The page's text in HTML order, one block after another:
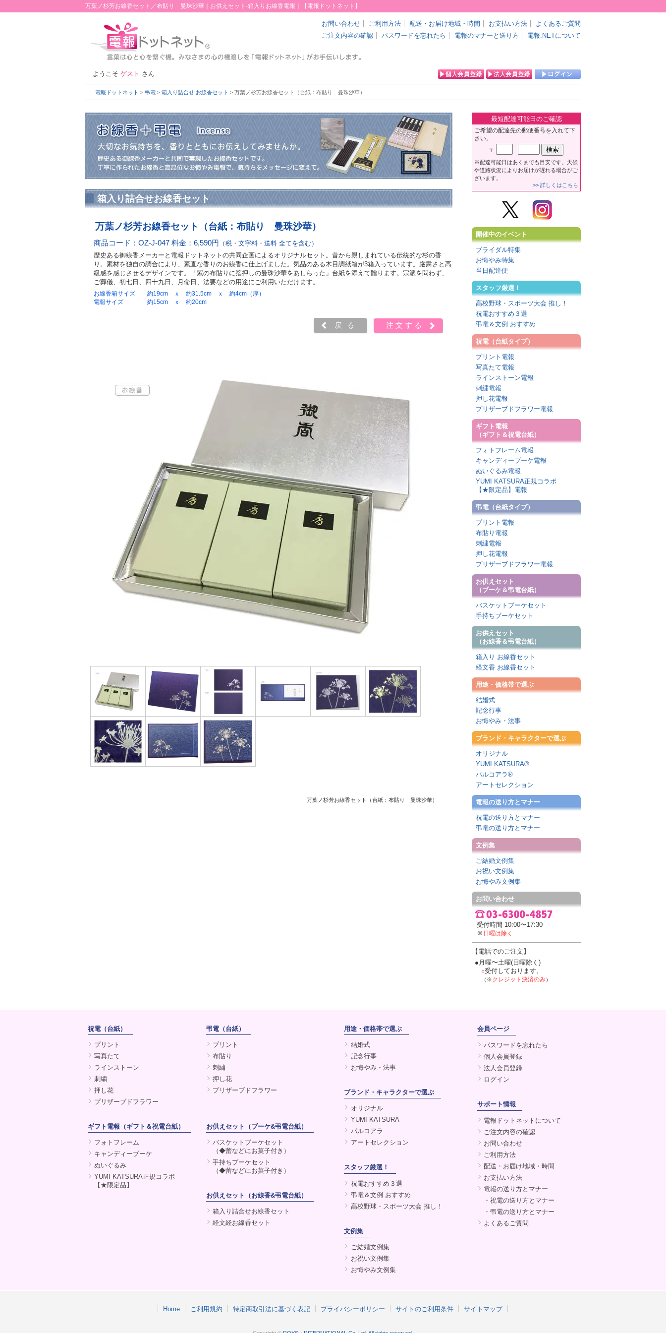
万葉ノ杉芳お線香セット／布貼り 曼珠沙華｜お供えセット-箱入りお線香電報｜【電報ドットネット】
お問い合わせ ご利用方法 配送・お届け地域・時間 お支払い方法
よくあるご質問
ご注文内容の確認
パスワードを忘れたら 電報のマナーと送り方 電報.NETについて
ようこそ ゲスト さん
電報ドットネット > 弔電 > 箱入り詰合せ お線香セット > 万葉ノ杉芳お線香セット（台紙：布貼り 曼珠沙華）
箱入り詰合せお線香セット
万葉ノ杉芳お線香セット（台紙：布貼り 曼珠沙華）
商品コード：OZ-J-047 料金：6,590円
（税・文字料・送料 全てを含む）
歴史ある御線香メーカーと電報ドットネットの共同企画によるオリジナルセット。昔から親しまれている伝統的な杉の香
り。素材を独自の調合により、素直な香りのお線香に仕上げました。気品のある木目調紙箱が3箱入っています。厳粛さと高
級感を感じさせるデザインです。「紫の布貼りに箔押しの曼珠沙華をあしらった」台紙を添えて贈ります。宗派を問わず、
ご葬儀、初七日、四十九日、月命日、法要などの用途にご利用いただけます。
お線香箱サイズ
約19cm ｘ 約31.5cm ｘ 約4cm（厚）
電報サイズ
約15cm ｘ 約20cm
戻る 注文する
万葉ノ杉芳お線香セット（台紙：布貼り 曼珠沙華）
最短配達可能日のご確認
ご希望の配達先の郵便番号を入れて下
さい。
〒 -
※配達可能日はあくまでも目安です。天候
や道路状況によりお届けが遅れる場合がご
ざいます。
>> 詳しくはこちら
開催中のイベント
ブライダル特集
お悔やみ特集
当日配達便
スタッフ厳選！
高校野球・スポーツ大会 推し！
祝電おすすめ３選
弔電＆文例 おすすめ
祝電（台紙タイプ）
プリント電報
写真たて電報
ラインストーン電報
刺繍電報
押し花電報
プリザーブドフラワー電報
ギフト電報
（ギフト＆祝電台紙）
フォトフレーム電報
キャンディーブーケ電報
ぬいぐるみ電報
YUMI KATSURA正規コラボ
【★限定品】電報
弔電（台紙タイプ）
プリント電報
布貼り電報
刺繍電報
押し花電報
プリザーブドフラワー電報
お供えセット
（ブーケ＆弔電台紙）
バスケットブーケセット
手持ちブーケセット
お供えセット
（お線香＆弔電台紙）
箱入り お線香セット
経文香 お線香セット
用途・価格帯で選ぶ
結婚式
記念行事
お悔やみ・法事
ブランド・キャラクターで選ぶ
オリジナル
YUMI KATSURA®
パルコアラ®
アートセレクション
電報の送り方とマナー
祝電の送り方とマナー
弔電の送り方とマナー
文例集
ご結婚文例集
お祝い文例集
お悔やみ文例集
お問い合わせ
受付時間 10:00〜17:30
※ 日曜は除く
【電話でのご注文】
●月曜〜土曜(日曜除く)
○受付しております。
（※クレジット決済のみ）
祝電（台紙）
プリント
写真たて
ラインストーン
刺繍
押し花
プリザーブドフラワー
ギフト電報（ギフト＆祝電台紙）
フォトフレーム
キャンディーブーケ
ぬいぐるみ
YUMI KATSURA正規コラボ
【★限定品】
弔電（台紙）
プリント
布貼り
刺繍
押し花
プリザーブドフラワー
お供えセット（ブーケ&弔電台紙）
バスケットブーケセット
（◆蕾などにお菓子付き）
手持ちブーケセット
（◆蕾などにお菓子付き）
お供えセット（お線香&弔電台紙）
箱入り詰合せお線香セット
経文経お線香セット
用途・価格帯で選ぶ
結婚式
記念行事
お悔やみ・法事
ブランド・キャラクターで選ぶ
オリジナル
YUMI KATSURA
パルコアラ
アートセレクション
スタッフ厳選！
祝電おすすめ３選
弔電＆文例 おすすめ
高校野球・スポーツ大会 推し！
文例集
ご結婚文例集
お祝い文例集
お悔やみ文例集
会員ページ
パスワードを忘れたら
個人会員登録
法人会員登録
ログイン
サポート情報
電報ドットネットについて
ご注文内容の確認
お問い合わせ
ご利用方法
配送・お届け地域・時間
お支払い方法
電報の送り方とマナー
・祝電の送り方とマナー
・弔電の送り方とマナー
よくあるご質問
Home ご利用規約 特定商取引法に基づく表記 プライバシーポリシー サイトのご利用条件 サイトマップ